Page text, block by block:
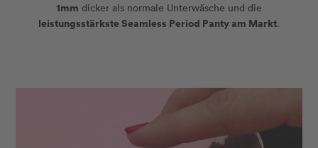
1mm dicker als normale Unterwäsche und die
leistungsstärkste Seamless Period Panty am Markt.